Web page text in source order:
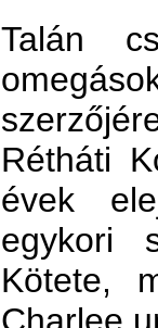
Talán
Rétháti
évek
egykori
Kötete,